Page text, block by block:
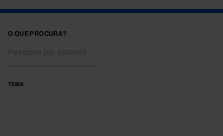
O QUE PROCURA?
TEMA